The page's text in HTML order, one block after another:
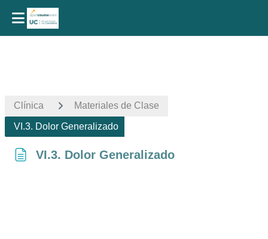
Clínica Materiales de Clase
VI.3. Dolor Generalizado
VI.3. Dolor Generalizado